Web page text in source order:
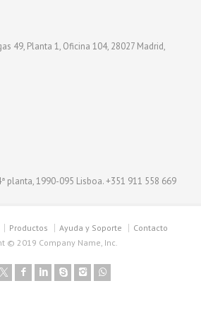
49, Planta 1, Oficina 104, 28027 Madrid,
planta, 1990-095 Lisboa. +351 911 558 669
Productos Ayuda y Soporte
Contacto
© 2019 Company Name, Inc.